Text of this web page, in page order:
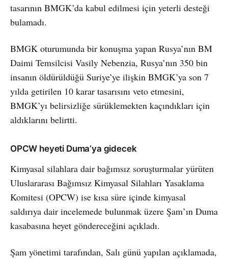
tasarının BMGK’da kabul edilmesi için yeterli desteği
bulamadı.
BMGK oturumunda bir konuşma yapan Rusya’nın BM
Daimi Temsilcisi Vasily Nebenzia, Rusya’nın 350 bin
insanın öldürüldüğü Suriye’ye ilişkin BMGK’ya son 7
yılda getirilen 10 karar tasarısını veto etmesini,
BMGK’yı belirsizliğe sürüklemekten kaçındıkları için
aldıklarını belirtti.
OPCW heyeti Duma’ya gidecek
Kimyasal silahlara dair bağımsız soruşturmalar yürüten
Uluslararası Bağımsız Kimyasal Silahları Yasaklama
Komitesi (OPCW) ise kısa süre içinde kimyasal
saldırıya dair incelemede bulunmak üzere Şam’ın Duma
kasabasına heyet göndereceğini açıkladı.
Şam yönetimi tarafından, Salı günü yapılan açıklamada,